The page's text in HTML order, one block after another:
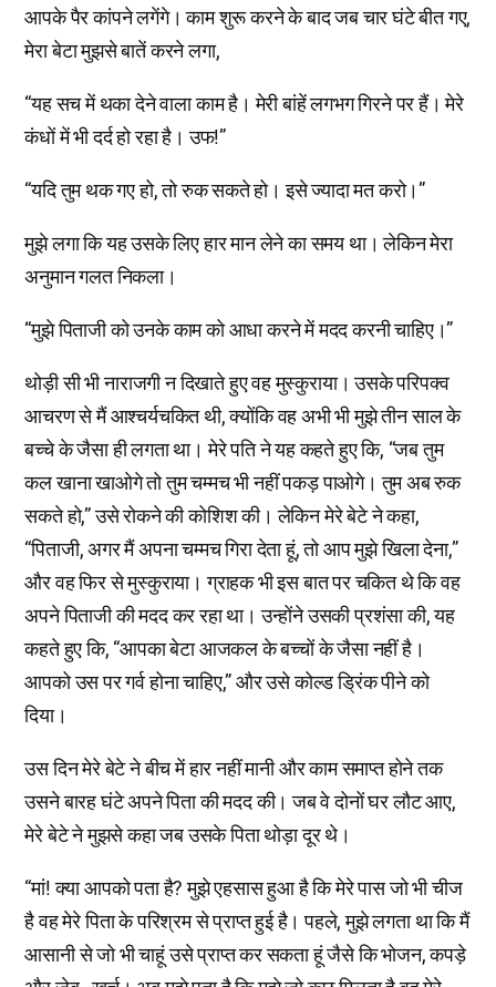
आपके पैर कांपने लगेंगे। काम शुरू करने के बाद जब चार घंटे बीत गए,
मेरा बेटा मुझसे बातें करने लगा,
“यह सच में थका देने वाला काम है। मेरी बांहें लगभग गिरने पर हैं। मेरे
कंधों में भी दर्द हो रहा है। उफ!”
“यदि तुम थक गए हो, तो रुक सकते हो। इसे ज्यादा मत करो।”
मुझे लगा कि यह उसके लिए हार मान लेने का समय था। लेकिन मेरा
अनुमान गलत निकला।
“मुझे पिताजी को उनके काम को आधा करने में मदद करनी चाहिए।”
थोड़ी सी भी नाराजगी न दिखाते हुए वह मुस्कुराया। उसके परिपक्व
आचरण से मैं आश्चर्यचकित थी, क्योंकि वह अभी भी मुझे तीन साल के
बच्चे के जैसा ही लगता था। मेरे पति ने यह कहते हुए कि, “जब तुम
कल खाना खाओगे तो तुम चम्मच भी नहीं पकड़ पाओगे। तुम अब रुक
सकते हो,” उसे रोकने की कोशिश की। लेकिन मेरे बेटे ने कहा,
“पिताजी, अगर मैं अपना चम्मच गिरा देता हूं, तो आप मुझे खिला देना,”
और वह फिर से मुस्कुराया। ग्राहक भी इस बात पर चकित थे कि वह
अपने पिताजी की मदद कर रहा था। उन्होंने उसकी प्रशंसा की, यह
कहते हुए कि, “आपका बेटा आजकल के बच्चों के जैसा नहीं है।
आपको उस पर गर्व होना चाहिए,” और उसे कोल्ड ड्रिंक पीने को
दिया।
उस दिन मेरे बेटे ने बीच में हार नहीं मानी और काम समाप्त होने तक
उसने बारह घंटे अपने पिता की मदद की। जब वे दोनों घर लौट आए,
मेरे बेटे ने मुझसे कहा जब उसके पिता थोड़ा दूर थे।
“मां! क्या आपको पता है? मुझे एहसास हुआ है कि मेरे पास जो भी चीज
है वह मेरे पिता के परिश्रम से प्राप्त हुई है। पहले, मुझे लगता था कि मैं
आसानी से जो भी चाहूं उसे प्राप्त कर सकता हूं जैसे कि भोजन, कपड़े